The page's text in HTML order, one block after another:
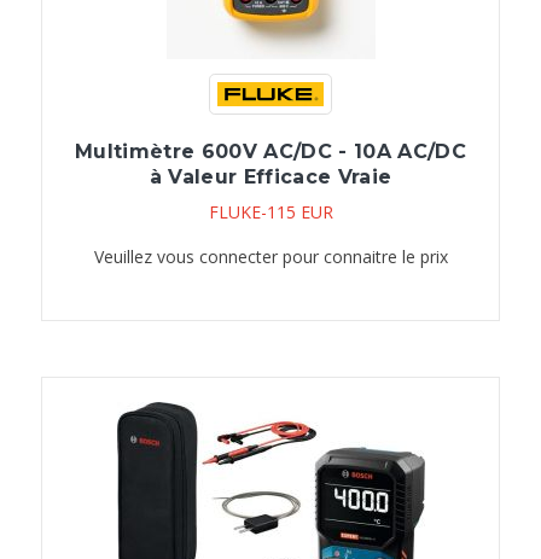
Multimètre 600V AC/DC - 10A AC/DC
à Valeur Efficace Vraie
FLUKE-115 EUR
Veuillez vous connecter pour connaitre le prix